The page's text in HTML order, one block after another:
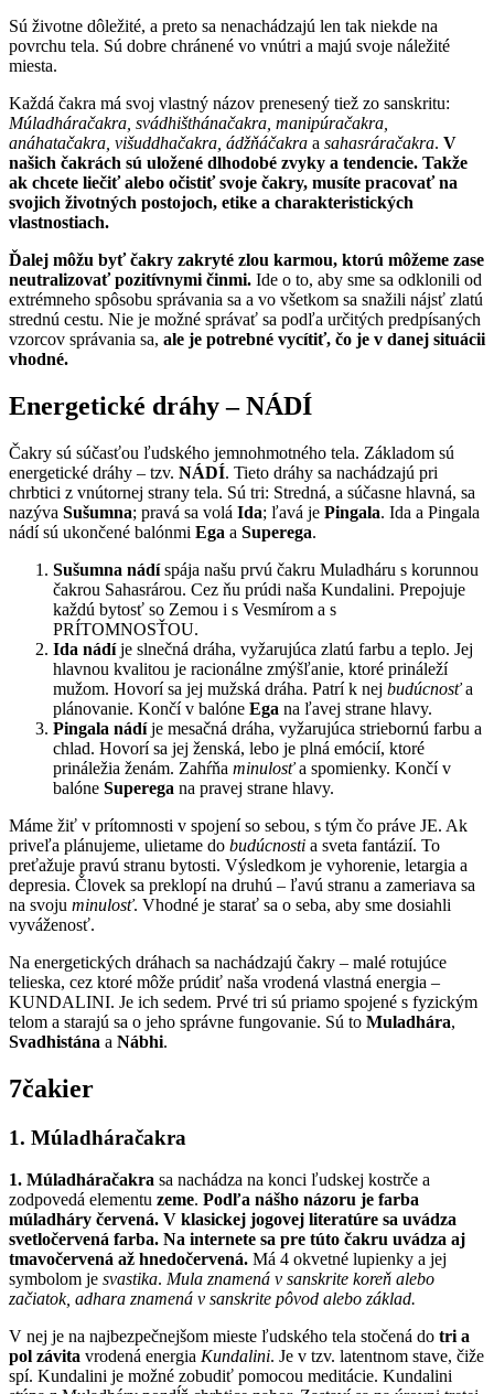
Sú životne dôležité, a preto sa nenachádzajú len tak niekde na
povrchu tela. Sú dobre chránené vo vnútri a majú svoje náležité
miesta.
Každá čakra má svoj vlastný názov prenesený tiež zo sanskritu:
Múladháračakra, svádhišthánačakra, manipúračakra,
anáhatačakra, višuddhačakra, ádžňáčakra a sahasráračakra. V
našich čakrách sú uložené dlhodobé zvyky a tendencie. Takže
ak chcete liečiť alebo očistiť svoje čakry, musíte pracovať na
svojich životných postojoch, etike a charakteristických
vlastnostiach.
Ďalej môžu byť čakry zakryté zlou karmou, ktorú môžeme zase
neutralizovať pozitívnymi činmi. Ide o to, aby sme sa odklonili od
extrémneho spôsobu správania sa a vo všetkom sa snažili nájsť zlatú
strednú cestu. Nie je možné správať sa podľa určitých predpísaných
vzorcov správania sa, ale je potrebné vycítiť, čo je v danej situácii
vhodné.
Energetické dráhy – NÁDÍ
Čakry sú súčasťou ľudského jemnohmotného tela. Základom sú
energetické dráhy – tzv. NÁDÍ. Tieto dráhy sa nachádzajú pri
chrbtici z vnútornej strany tela. Sú tri: Stredná, a súčasne hlavná, sa
nazýva Sušumna; pravá sa volá Ida; ľavá je Pingala. Ida a Pingala
nádí sú ukončené balónmi Ega a Superega.
Sušumna nádíspája našu prvú čakru Muladháru s korunnou
čakrou Sahasrárou. Cez ňu prúdi naša Kundalini. Prepojuje
každú bytosť so Zemou i s Vesmírom a s
PRÍTOMNOSŤOU.
Ida nádíje slnečná dráha, vyžarujúca zlatú farbu a teplo. Jej
hlavnou kvalitou je racionálne zmýšľanie, ktoré prináleží
mužom. Hovorí sa jej mužská dráha. Patrí k nej budúcnosťa
plánovanie. Končí v balóne Ega na ľavej strane hlavy.
Pingala nádíje mesačná dráha, vyžarujúca striebornú farbu a
chlad. Hovorí sa jej ženská, lebo je plná emócií, ktoré
prináležia ženám. Zahŕňa minulosťa spomienky. Končí v
balóne Superega na pravej strane hlavy.
Máme žiť v prítomnosti v spojení so sebou, s tým čo práve JE. Ak
priveľa plánujeme, ulietame do budúcnosti a sveta fantázií. To
preťažuje pravú stranu bytosti. Výsledkom je vyhorenie, letargia a
depresia. Človek sa preklopí na druhú – ľavú stranu a zameriava sa
na svoju minulosť. Vhodné je starať sa o seba, aby sme dosiahli
vyváženosť.
Na energetických dráhach sa nachádzajú čakry – malé rotujúce
telieska, cez ktoré môže prúdiť naša vrodená vlastná energia –
KUNDALINI. Je ich sedem. Prvé tri sú priamo spojené s fyzickým
telom a starajú sa o jeho správne fungovanie. Sú to Muladhára,
Svadhistána a Nábhi.
7čakier
1. Múladháračakra
1. Múladháračakra sa nachádza na konci ľudskej kostrče a
zodpovedá elementu zeme. Podľa nášho názoru je farba
múladháry červená. V klasickej jogovej literatúre sa uvádza
svetločervená farba. Na internete sa pre túto čakru uvádza aj
tmavočervená až hnedočervená. Má 4 okvetné lupienky a jej
symbolom je svastika. Mula znamená v sanskrite koreň alebo
začiatok, adhara znamená v sanskrite pôvod alebo základ.
V nej je na najbezpečnejšom mieste ľudského tela stočená do tri a
pol závita vrodená energia Kundalini. Je v tzv. latentnom stave, čiže
spí. Kundalini je možné zobudiť pomocou meditácie. Kundalini